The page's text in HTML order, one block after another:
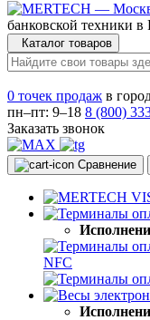
банковской техники в
Каталог товаров
0 точек продаж в
пн–пт: 9–18 8 (800)
Заказать звонок
Сравнение
NFC